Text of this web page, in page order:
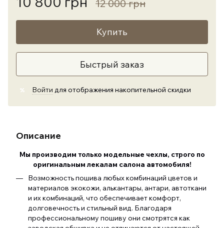
12 000 грн
Купить
Быстрый заказ
% Войти для отображения накопительной скидки
Описание
Мы производим только модельные чехлы, строго по
оригинальным лекалам салона автомобиля!
Возможность пошива любых комбинаций цветов и
материалов экокожи, алькантары, антари, автоткани
и их комбинаций, что обеспечивает комфорт,
долговечность и стильный вид. Благодаря
профессиональному пошиву они смотрятся как